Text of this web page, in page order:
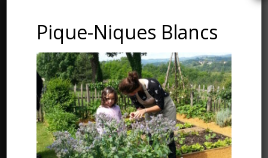
Les Jardins du Manoir d’Eyrignac
24590 Salignac-Eyvigues
Dordogne – Périgord
Téléphone : 05.53.28.99.71
Email : contact@eyrignac.com
ESPACE PRESSE
Pique-Niques Blancs